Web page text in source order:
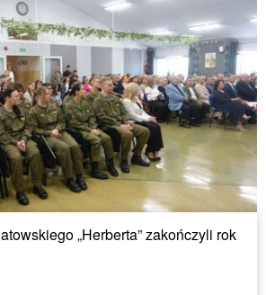
„Herberta” zakończyli rok